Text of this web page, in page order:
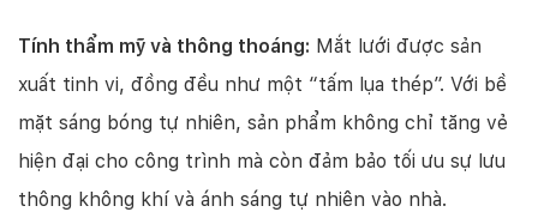
Tính thẩm mỹ và thông thoáng: Mắt lưới được sản
xuất tinh vi, đồng đều như một “tấm lụa thép”. Với bề
mặt sáng bóng tự nhiên, sản phẩm không chỉ tăng vẻ
hiện đại cho công trình mà còn đảm bảo tối ưu sự lưu
thông không khí và ánh sáng tự nhiên vào nhà.